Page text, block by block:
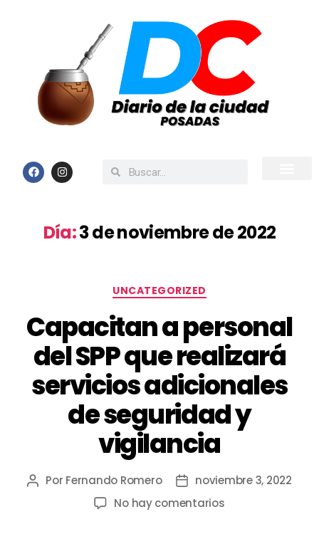
Día:3 de noviembre de 2022
UNCATEGORIZED
Capacitan a personal
del SPP que realizará
servicios adicionales
de seguridad y
vigilancia
Por Fernando Romero
noviembre 3, 2022
No hay comentarios